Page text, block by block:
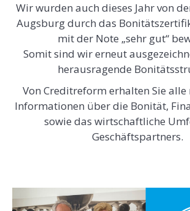
Wir wurden auch dieses Jahr von
Augsburg durch das
mit der Note „sehr gut“
Somit sind wir erneut
herausragende
Von Creditreform erhalten Sie
Informationen über die Bonität,
sowie das wirtschaftliche
Geschäftspartners.